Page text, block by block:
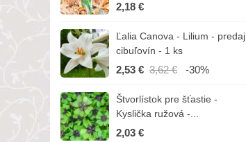
2,18 €
Ľalia Canova - Lilium - predaj
cibuľovín - 1 ks
2,53 € 3,62 € -30%
Štvorlístok pre šťastie -
Kyslička ružová -...
2,03 €